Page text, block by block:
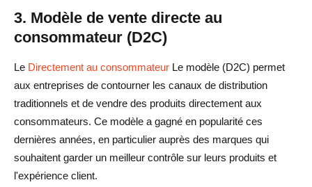
3. Modèle de vente directe au
consommateur (D2C)
Le Directement au consommateur Le modèle (D2C) permet
aux entreprises de contourner les canaux de distribution
traditionnels et de vendre des produits directement aux
consommateurs. Ce modèle a gagné en popularité ces
dernières années, en particulier auprès des marques qui
souhaitent garder un meilleur contrôle sur leurs produits et
l'expérience client.